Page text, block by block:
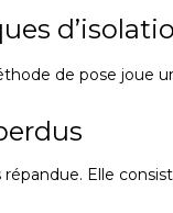
de pose
répandue. Elle